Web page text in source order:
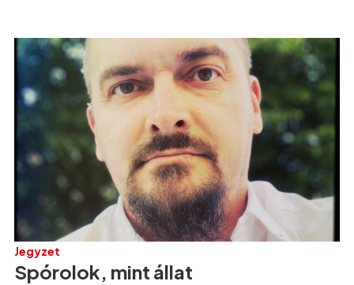
Jegyzet
Spórolok, mint állat